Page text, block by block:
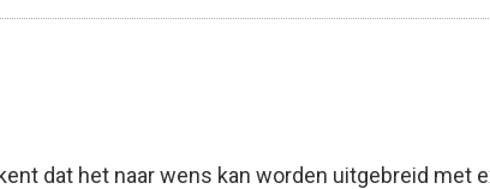
dat het naar wens kan worden uitgebreid met